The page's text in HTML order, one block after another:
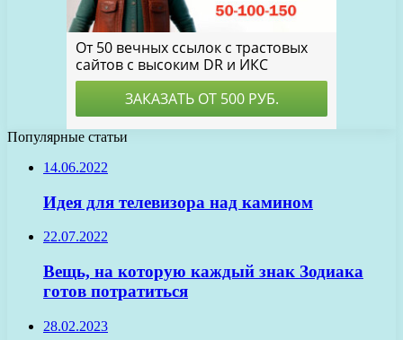
Популярные статьи
14.06.2022
Идея для телевизора над камином
22.07.2022
Вещь, на которую каждый знак Зодиака
готов потратиться
28.02.2023